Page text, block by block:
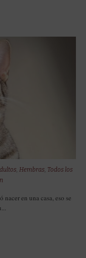
, Hembras, Todos los
en una casa, eso se